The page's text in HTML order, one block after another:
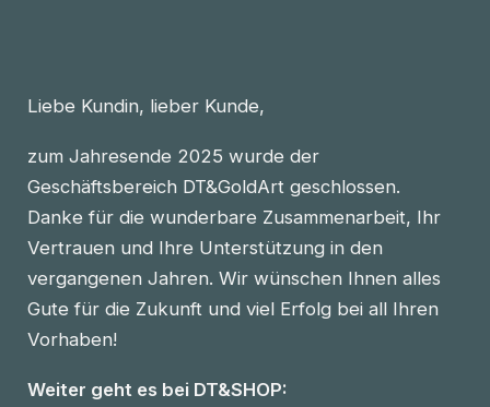
Liebe Kundin, lieber Kunde,
zum Jahresende 2025 wurde der
Geschäftsbereich DT&GoldArt geschlossen.
Danke für die wunderbare Zusammenarbeit, Ihr
Vertrauen und Ihre Unterstützung in den
vergangenen Jahren. Wir wünschen Ihnen alles
Gute für die Zukunft und viel Erfolg bei all Ihren
Vorhaben!
Weiter geht es bei DT&SHOP: